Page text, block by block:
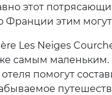
этот
Франции этим могут
Les Neiges
самым маленьким.
помогут